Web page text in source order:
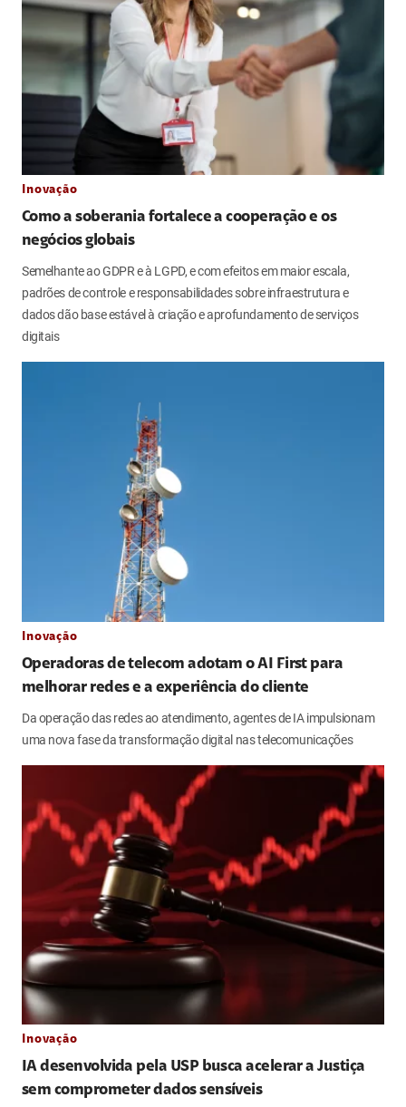
Inovação
Como a soberania fortalece a cooperação e os
negócios globais
Semelhante ao GDPR e à LGPD, e com efeitos em maior escala,
padrões de controle e responsabilidades sobre infraestrutura e
dados dão base estável à criação e aprofundamento de serviços
digitais
Inovação
Operadoras de telecom adotam o AI First para
melhorar redes e a experiência do cliente
Da operação das redes ao atendimento, agentes de IA impulsionam
uma nova fase da transformação digital nas telecomunicações
Inovação
IA desenvolvida pela USP busca acelerar a Justiça
sem comprometer dados sensíveis